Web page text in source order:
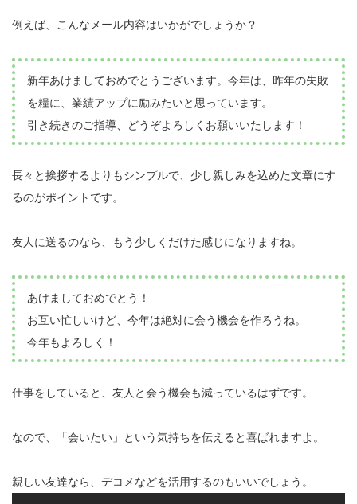
例えば、こんなメール内容はいかがでしょうか？
新年あけましておめでとうございます。今年は、昨年の失敗
を糧に、業績アップに励みたいと思っています。
引き続きのご指導、どうぞよろしくお願いいたします！
長々と挨拶するよりもシンプルで、少し親しみを込めた文章にす
るのがポイントです。
友人に送るのなら、もう少しくだけた感じになりますね。
あけましておめでとう！
お互い忙しいけど、今年は絶対に会う機会を作ろうね。
今年もよろしく！
仕事をしていると、友人と会う機会も減っているはずです。
なので、「会いたい」という気持ちを伝えると喜ばれますよ。
親しい友達なら、デコメなどを活用するのもいいでしょう。